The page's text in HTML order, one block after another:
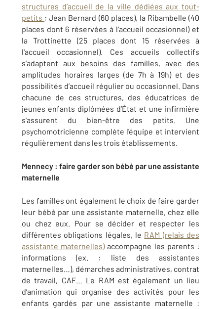
structures d’accueil de la ville dédiées aux tout-
petits : Jean Bernard (60 places), la Ribambelle (40
places dont 6 réservées à l'accueil occasionnel) et
la Trottinette (25 places dont 15 réservées à
l'accueil occasionnel). Ces accueils collectifs
s’adaptent aux besoins des familles, avec des
amplitudes horaires larges (de 7h à 19h) et des
possibilités d’accueil régulier ou occasionnel. Dans
chacune de ces structures, des éducatrices de
jeunes enfants diplômées d’État et une infirmière
s'assurent du bien-être des petits. Une
psychomotricienne complète l'équipe et intervient
régulièrement dans les trois établissements.
Mennecy : faire garder son bébé par une assistante
maternelle
Les familles ont également le choix de faire garder
leur bébé par une assistante maternelle, chez elle
ou chez eux. Pour se décider et respecter les
différentes obligations légales, le RAM (relais des
assistante maternelles)accompagne les parents :
informations (ex. : liste des assistantes
maternelles…), démarches administratives, contrat
de travail, CAF… Le RAM est également un lieu
d’animation qui organise des activités pour les
enfants gardés par une assistante maternelle :